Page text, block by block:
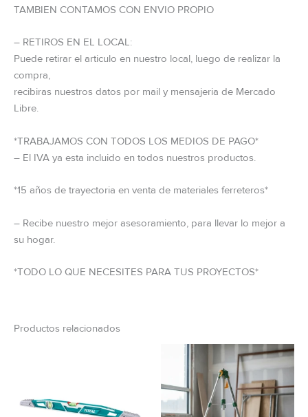
TAMBIEN CONTAMOS CON ENVIO PROPIO
– RETIROS EN EL LOCAL:
Puede retirar el articulo en nuestro local, luego de realizar la
compra,
recibiras nuestros datos por mail y mensajeria de Mercado
Libre.
*TRABAJAMOS CON TODOS LOS MEDIOS DE PAGO*
– El IVA ya esta incluido en todos nuestros productos.
*15 años de trayectoria en venta de materiales ferreteros*
– Recibe nuestro mejor asesoramiento, para llevar lo mejor a
su hogar.
*TODO LO QUE NECESITES PARA TUS PROYECTOS*
Productos relacionados